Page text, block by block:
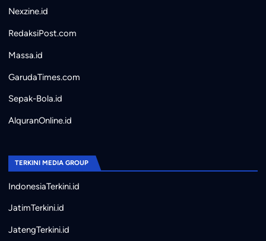
Nexzine.id
RedaksiPost.com
Massa.id
GarudaTimes.com
Sepak-Bola.id
AlquranOnline.id
TERKINI MEDIA GROUP
IndonesiaTerkini.id
JatimTerkini.id
JatengTerkini.id